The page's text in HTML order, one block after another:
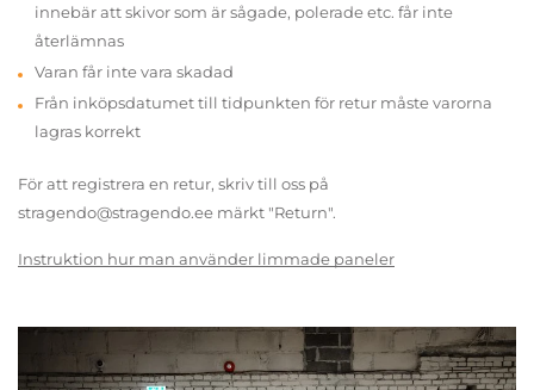
innebär att skivor som är sågade, polerade etc. får inte
återlämnas
Varan får inte vara skadad
Från inköpsdatumet till tidpunkten för retur måste varorna
lagras korrekt
För att registrera en retur, skriv till oss på
stragendo@stragendo.ee märkt "Return".
Instruktion hur man använder limmade paneler